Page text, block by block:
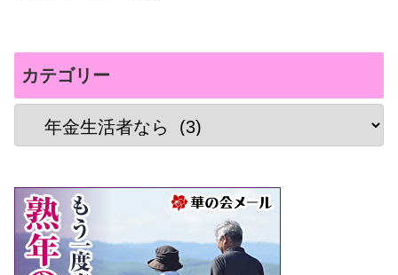
カテゴリー